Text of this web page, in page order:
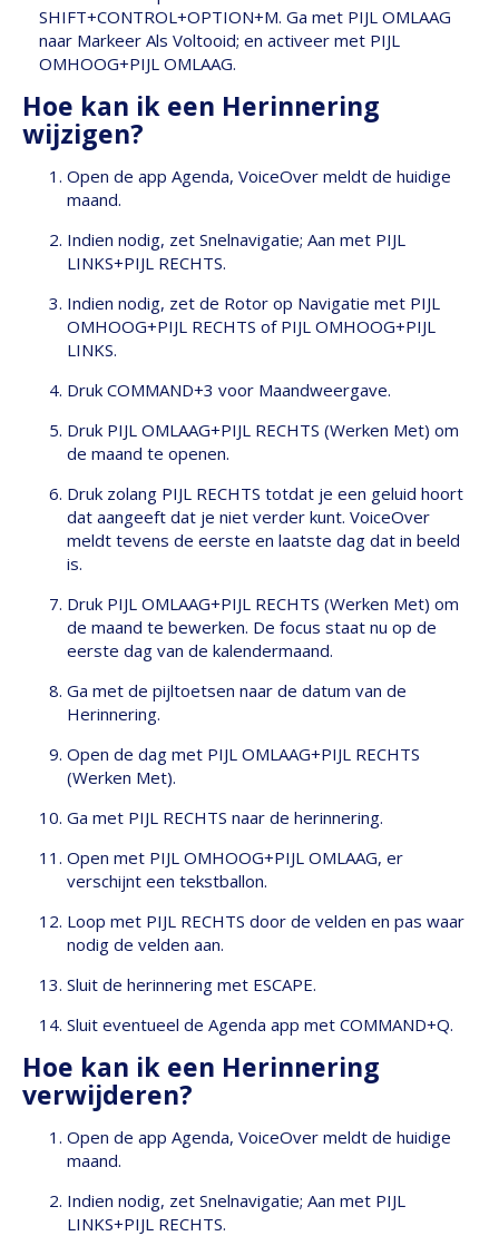
SHIFT+CONTROL+OPTION+M. Ga met PIJL OMLAAG
naar Markeer Als Voltooid; en activeer met PIJL
OMHOOG+PIJL OMLAAG.
Hoe kan ik een Herinnering
wijzigen?
Open de app Agenda, VoiceOver meldt de huidige
maand.
Indien nodig, zet Snelnavigatie; Aan met PIJL
LINKS+PIJL RECHTS.
Indien nodig, zet de Rotor op Navigatie met PIJL
OMHOOG+PIJL RECHTS of PIJL OMHOOG+PIJL
LINKS.
Druk COMMAND+3 voor Maandweergave.
Druk PIJL OMLAAG+PIJL RECHTS (Werken Met) om
de maand te openen.
Druk zolang PIJL RECHTS totdat je een geluid hoort
dat aangeeft dat je niet verder kunt. VoiceOver
meldt tevens de eerste en laatste dag dat in beeld
is.
Druk PIJL OMLAAG+PIJL RECHTS (Werken Met) om
de maand te bewerken. De focus staat nu op de
eerste dag van de kalendermaand.
Ga met de pijltoetsen naar de datum van de
Herinnering.
Open de dag met PIJL OMLAAG+PIJL RECHTS
(Werken Met).
Ga met PIJL RECHTS naar de herinnering.
Open met PIJL OMHOOG+PIJL OMLAAG, er
verschijnt een tekstballon.
Loop met PIJL RECHTS door de velden en pas waar
nodig de velden aan.
Sluit de herinnering met ESCAPE.
Sluit eventueel de Agenda app met COMMAND+Q.
Hoe kan ik een Herinnering
verwijderen?
Open de app Agenda, VoiceOver meldt de huidige
maand.
Indien nodig, zet Snelnavigatie; Aan met PIJL
LINKS+PIJL RECHTS.